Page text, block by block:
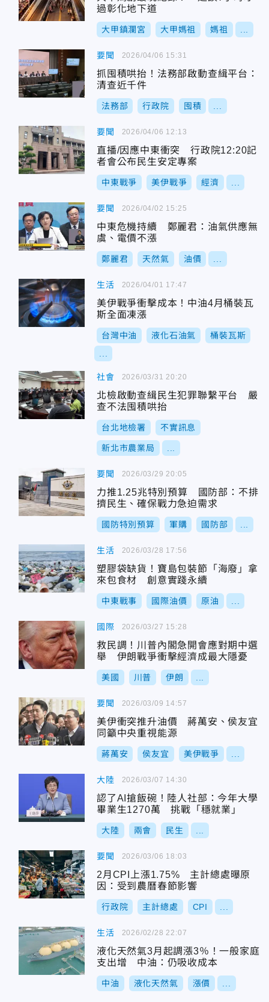
過彰化地下道
大甲鎮瀾宮 大甲媽祖 媽祖
要聞
抓囤積哄抬！法務部啟動查緝平台：
清查近千件
法務部 行政院 囤積
2026/04/06 15:31
要聞
直播/因應中東衝突 行政院12:20記
者會公布民生安定專案
中東戰爭 美伊戰爭 經濟
2026/04/06 12:13
要聞
中東危機持續 鄭麗君：油氣供應無
虞、電價不漲
鄭麗君 天然氣 油價
2026/04/02 15:25
生活
美伊戰爭衝擊成本！中油4月桶裝瓦
斯全面凍漲
台灣中油 液化石油氣 桶裝瓦斯
2026/04/01 17:47
社會
北檢啟動查緝民生犯罪聯繫平台 嚴
查不法囤積哄抬
台北地檢署 不實訊息
新北市農業局
2026/03/31 20:20
要聞
力推1.25兆特別預算 國防部：不排
擠民生、確保戰力急迫需求
國防特別預算 軍購 國防部
2026/03/29 20:05
生活
塑膠袋缺貨！寶島包裝節「海廢」拿
來包食材 創意實踐永續
中東戰事 國際油價 原油
2026/03/28 17:56
國際
救民調！川普內閣急開會應對期中選
舉 伊朗戰爭衝擊經濟成最大隱憂
美國 川普 伊朗
2026/03/27 15:28
要聞
美伊衝突推升油價 蔣萬安、侯友宜
同籲中央重視能源
蔣萬安 侯友宜 美伊戰爭
2026/03/09 14:57
大陸
認了AI搶飯碗！陸人社部：今年大學
畢業生1270萬 挑戰「穩就業」
大陸 兩會 民生
2026/03/07 14:30
要聞
2月CPI上漲1.75% 主計總處曝原
因：受到農曆春節影響
行政院 主計總處 CPI
2026/03/06 18:03
生活
液化天然氣3月起調漲3％！一般家庭
支出增 中油：仍吸收成本
中油 液化天然氣 漲價
2026/02/28 22:07